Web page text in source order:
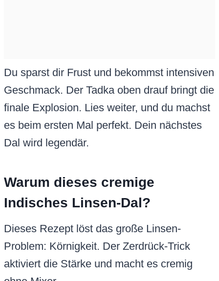
Du sparst dir Frust und bekommst intensiven
Geschmack. Der Tadka oben drauf bringt die
finale Explosion. Lies weiter, und du machst
es beim ersten Mal perfekt. Dein nächstes
Dal wird legendär.
Warum dieses cremige
Indisches Linsen-Dal?
Dieses Rezept löst das große Linsen-
Problem: Körnigkeit. Der Zerdrück-Trick
aktiviert die Stärke und macht es cremig